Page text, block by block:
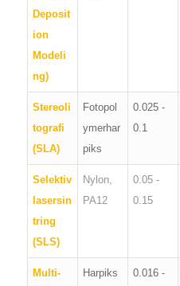
Deposit
ion
Modeli
ng)
Stereoli
tografi
(SLA)
Fotopol
ymerhar
piks
0.025 -
0.1
Selektiv
lasersin
tring
(SLS)
Nylon,
PA12
0.05 -
0.15
Multi-
Harpiks
0.016 -